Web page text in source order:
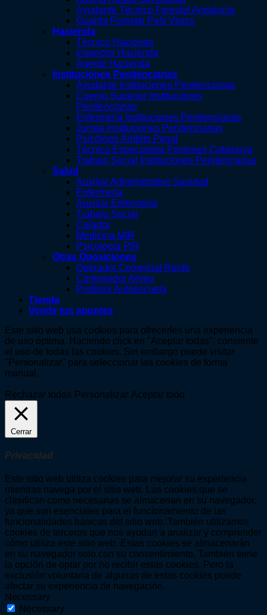
Ayudante Técnico Forestal Andalucía
Guarda Forestal País Vasco
Hacienda
Técnico Hacienda
Inspector Hacienda
Agente Hacienda
Instituciones Penitenciarias
Ayudante Instituciones Penitenciarias
Cuerpo Superior Instituciones
Penitenciarias
Enfermería Instituciones Penitenciarias
Jurista Instituciones Penitenciarias
Psicólogo Ámbito Penal
Técnico Especialista Prisiones Catalunya
Trabajo Social Instituciones Penitenciarias
Salud
Auxiliar Administrativo Sanidad
Enfermería
Auxiliar Enfermería
Trabajo Social
Celador
Medicina MIR
Psicología PIR
Otras Oposiciones
Operador Comercial Renfe
Controlador Aéreo
Profesor Autoescuela
Tienda
Vende tus apuntes
Este sitio web usa cookies para ofrecerles una experiencia
de uso óptima. Haciendo click en "Aceptar todas", consiente
el uso de todas las cookies. Sin embargo puede visitar
"Personalizar" para seleccionar las cookies de forma
manual.
Rechazar todas Personalizar Aceptar todo
Cerrar
Privacidad
Este sitio web utiliza cookies para mejorar su experiencia
mientras navega por el sitio web. Las cookies que se
clasifican como necesarias se almacenan en su navegador,
ya que son esenciales para el funcionamiento de las
funcionalidades básicas del sitio web. También utilizamos
cookies de terceros que nos ayudan a analizar y comprender
cómo utiliza este sitio web. Estas cookies se almacenarán
en su navegador solo con su consentimiento. También tiene
la opción de optar por no recibir estas cookies. Pero la
exclusión voluntaria de algunas de estas cookies puede
afectar su experiencia de navegación.
Necessary
Necessary